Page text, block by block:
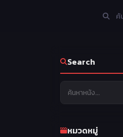
Search
หมวดหมู่